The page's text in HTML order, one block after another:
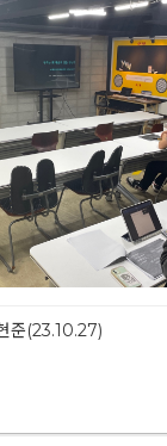
준(23.10.27)